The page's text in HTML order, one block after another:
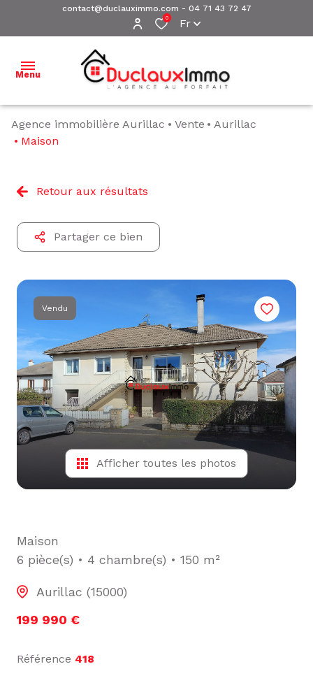
contact@duclauximmo.com - 04 71 43 72 47
0 Fr
Menu
ACCUEIL
BIENS À
VENDRE
NOS
BIENS
L'ÉQUIPE
ALERTE
E-MAIL
Agence immobilière Aurillac Vente
Aurillac
Maison
Retour aux résultats
Partager ce bien
Vendu
Afficher toutes les photos
Maison
6 pièce(s)
4 chambre(s) 150 m²
Aurillac (15000)
199 990 €
Référence 418